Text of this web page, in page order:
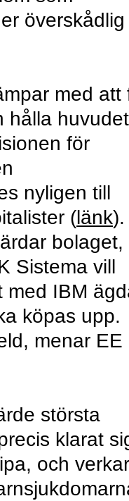
överskådlig
med att
hålla huvudet
för
nyligen till
(länk).
bolaget,
Sistema vill
med IBM
köpas upp.
menar EE
största
klarat
och verkar